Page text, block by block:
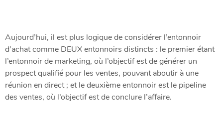
Aujourd’hui, il est plus logique de considérer l’entonnoir
d’achat comme DEUX entonnoirs distincts : le premier étant
l’entonnoir de marketing, où l’objectif est de générer un
prospect qualifié pour les ventes, pouvant aboutir à une
réunion en direct ; et le deuxième entonnoir est le pipeline
des ventes, où l’objectif est de conclure l’affaire.